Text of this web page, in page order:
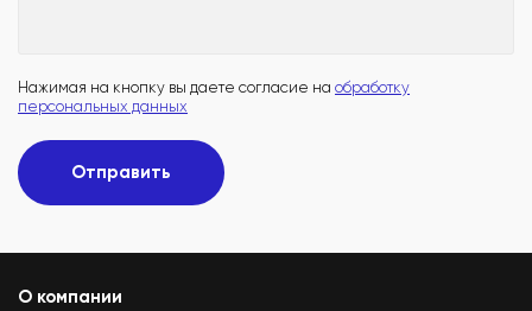
Нажимая на кнопку вы даете согласие на обработку
персональных данных
Отправить
О компании